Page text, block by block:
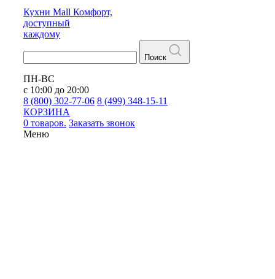
Кухни Mall Комфорт,
доступный
каждому
Поиск
ПН-ВС
с 10:00 до 20:00
8 (800) 302-77-06 8 (499) 348-15-11
КОРЗИНА
0 товаров. Заказать звонок
Меню